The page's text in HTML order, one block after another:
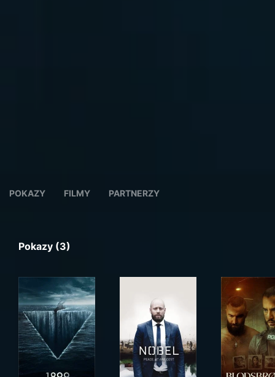
POKAZY FILMY PARTNERZY
Pokazy (3)